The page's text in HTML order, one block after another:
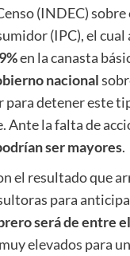
(INDEC) sobre
(IPC), el
en la canasta
nacional
detener este
Ante la falta de
ser mayores.
el resultado que
para
será de entre
elevados para